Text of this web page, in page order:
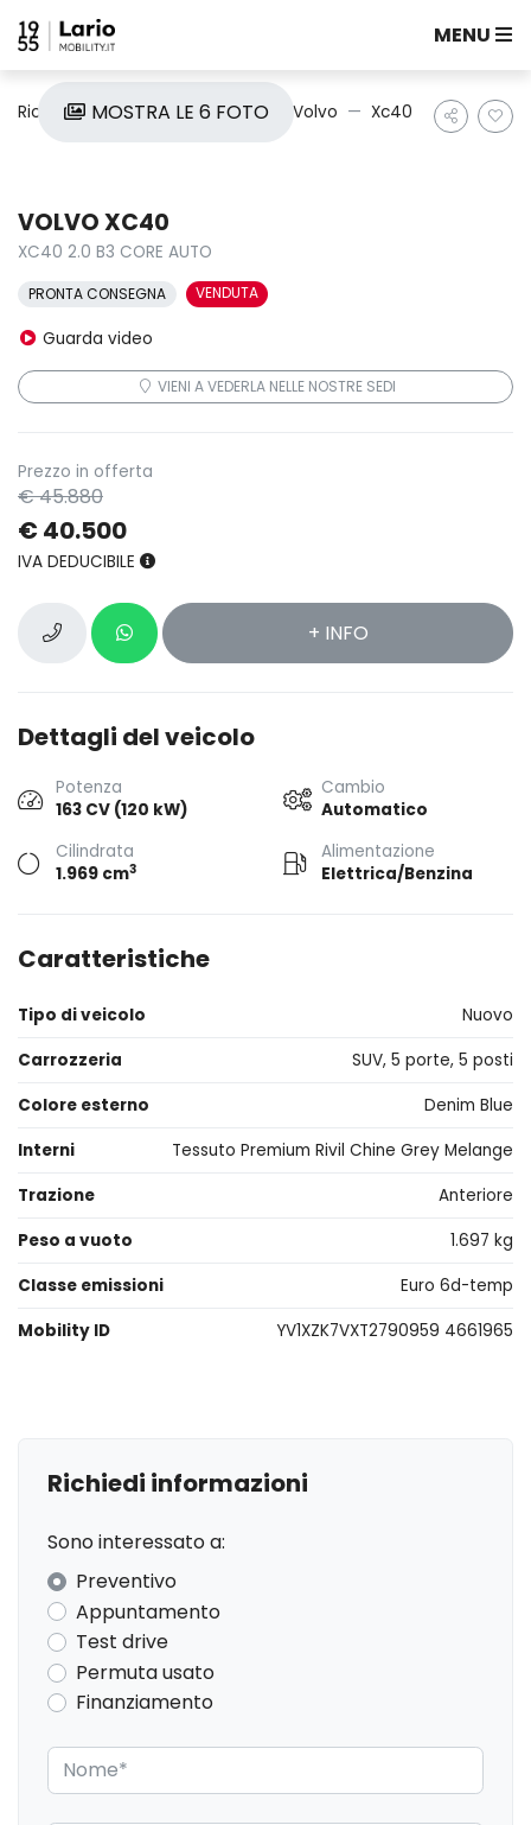
MENU
Ricerca auto Nuove e Km0 Volvo Xc40
MOSTRA LE 6 FOTO
VOLVO XC40
XC40 2.0 B3 CORE AUTO
PRONTA CONSEGNA VENDUTA
Guarda video
VIENI A VEDERLA NELLE NOSTRE SEDI
Prezzo in offerta
€ 45.880
€ 40.500
IVA DEDUCIBILE
+ INFO
Dettagli del veicolo
Potenza
163 CV (120 kW)
Cambio
Automatico
Cilindrata
1.969 cm3
Alimentazione
Elettrica/Benzina
Caratteristiche
Tipo di veicolo
Nuovo
Carrozzeria
SUV, 5 porte, 5 posti
Colore esterno
Denim Blue
Interni
Tessuto Premium Rivil Chine Grey Melange
Trazione
Anteriore
Peso a vuoto
1.697 kg
Classe emissioni
Euro 6d-temp
Mobility ID
YV1XZK7VXT2790959 4661965
Richiedi informazioni
Sono interessato a:
Preventivo
Appuntamento
Test drive
Permuta usato
Finanziamento